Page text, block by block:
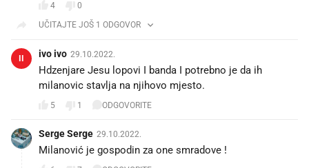
4
0
UČITAJTE JOŠ 1 ODGOVOR
II ivo ivo 29.10.2022.
Hdzenjare Jesu lopovi I banda I potrebno je da ih
milanovic stavlja na njihovo mjesto.
5 1 ODGOVORITE
Serge Serge 29.10.2022.
Milanović je gospodin za one smradove !